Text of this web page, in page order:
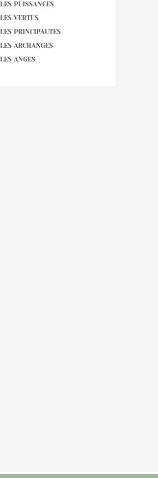
LES PUISSANCES
LES VERTUS
LES PRINCIPAUTES
LES ARCHANGES
LES ANGES